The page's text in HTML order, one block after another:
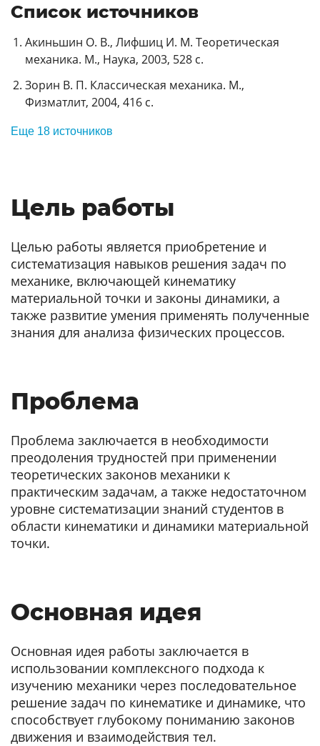
Список источников
Акиньшин О. В., Лифшиц И. М. Теоретическая
механика. М., Наука, 2003, 528 с.
Зорин В. П. Классическая механика. М.,
Физматлит, 2004, 416 с.
Еще 18 источников
Цель работы
Целью работы является приобретение и
систематизация навыков решения задач по
механике, включающей кинематику
материальной точки и законы динамики, а
также развитие умения применять полученные
знания для анализа физических процессов.
Проблема
Проблема заключается в необходимости
преодоления трудностей при применении
теоретических законов механики к
практическим задачам, а также недостаточном
уровне систематизации знаний студентов в
области кинематики и динамики материальной
точки.
Основная идея
Основная идея работы заключается в
использовании комплексного подхода к
изучению механики через последовательное
решение задач по кинематике и динамике, что
способствует глубокому пониманию законов
движения и взаимодействия тел.